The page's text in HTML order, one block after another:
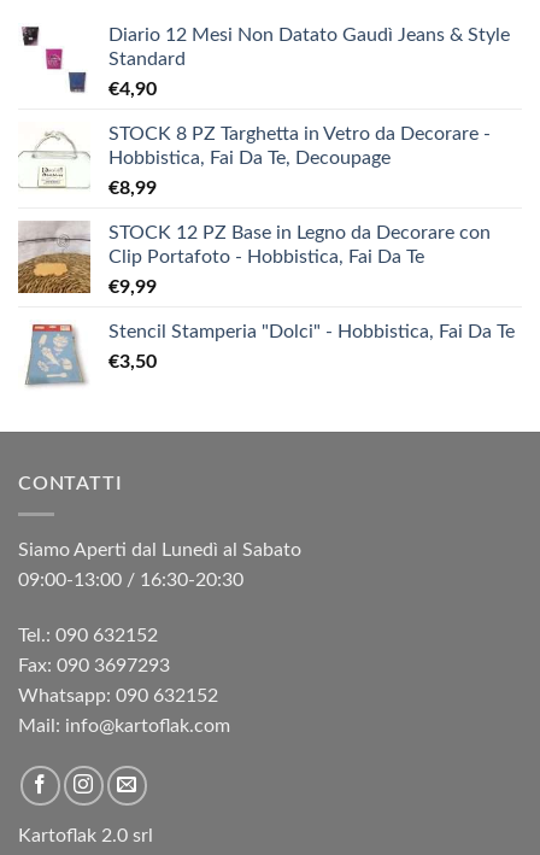
Diario 12 Mesi Non Datato Gaudì Jeans & Style
Standard
€4,90
STOCK 8 PZ Targhetta in Vetro da Decorare -
Hobbistica, Fai Da Te, Decoupage
€8,99
STOCK 12 PZ Base in Legno da Decorare con
Clip Portafoto - Hobbistica, Fai Da Te
€9,99
Stencil Stamperia "Dolci" - Hobbistica, Fai Da Te
€3,50
CONTATTI
Siamo Aperti dal Lunedì al Sabato
09:00-13:00 / 16:30-20:30
Tel.: 090 632152
Fax: 090 3697293‬
Whatsapp: 090 632152
Mail: info@kartoflak.com
Kartoflak 2.0 srl